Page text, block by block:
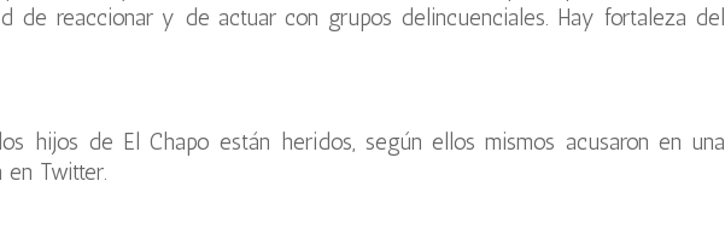
de reaccionar y de actuar con grupos delincuenciales. Hay fortaleza del
hijos de El Chapo están heridos, según ellos mismos acusaron en una
Twitter.